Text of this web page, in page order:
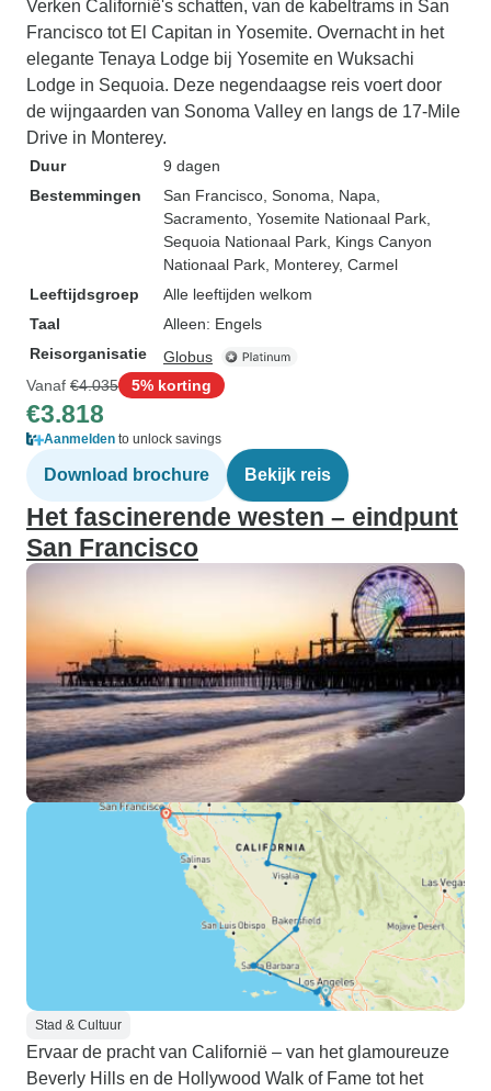
Verken Californië's schatten, van de kabeltrams in San
Francisco tot El Capitan in Yosemite. Overnacht in het
elegante Tenaya Lodge bij Yosemite en Wuksachi
Lodge in Sequoia. Deze negendaagse reis voert door
de wijngaarden van Sonoma Valley en langs de 17-Mile
Drive in Monterey.
Duur
9 dagen
Bestemmingen
San Francisco , Sonoma , Napa
Sacramento , Yosemite Nationaal Park
Sequoia Nationaal Park , Kings Canyon
Nationaal Park , Monterey, Carmel
Leeftijdsgroep
Alle leeftijden welkom
Taal
Alleen: Engels
Reisorganisatie
Globus
Vanaf €4.035 5% korting
€3.818
Aanmelden to unlock savings
Download brochure Bekijk reis
Het fascinerende westen – eindpunt
San Francisco
Stad & Cultuur
Ervaar de pracht van Californië – van het glamoureuze
Beverly Hills en de Hollywood Walk of Fame tot het